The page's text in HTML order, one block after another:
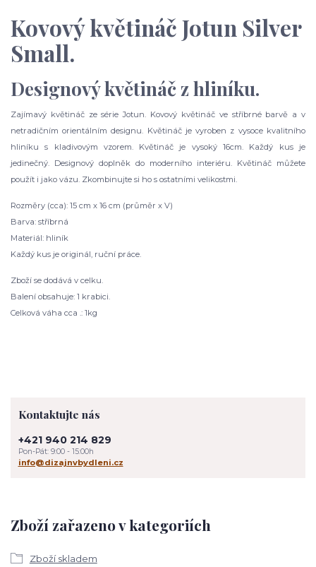
Kovový květináč Jotun Silver
Small.
Designový květináč z hliníku.
Zajímavý květináč ze série Jotun. Kovový květináč ve stříbrné barvě a v
netradičním orientálním designu. Květináč je vyroben z vysoce kvalitního
hliníku s kladivovým vzorem. Květináč je vysoký 16cm. Každý kus je
jedinečný. Designový doplněk do moderního interiéru. Květináč můžete
použít i jako vázu. Zkombinujte si ho s ostatními velikostmi.
Rozměry (cca): 15 cm x 16 cm (průměr x V)
Barva: stříbrná
Materiál: hliník
Každý kus je originál, ruční práce.
Zboží se dodává v celku.
Balení obsahuje: 1 krabici.
Celková váha cca .: 1kg
Zboží zařazeno v kategoriích
Zboží skladem
Kontaktujte nás
+421 940 214 829
Pon-Pát: 9:00 - 15:00h
info@dizajnvbydleni.cz